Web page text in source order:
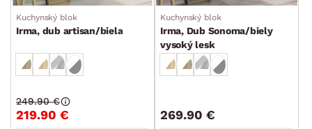
Kuchynský blok
Irma, dub artisan/biela
219.90 €
249.90 €
Kuchynský blok
Irma, Dub Sonoma/biely
vysoký lesk
269.90 €